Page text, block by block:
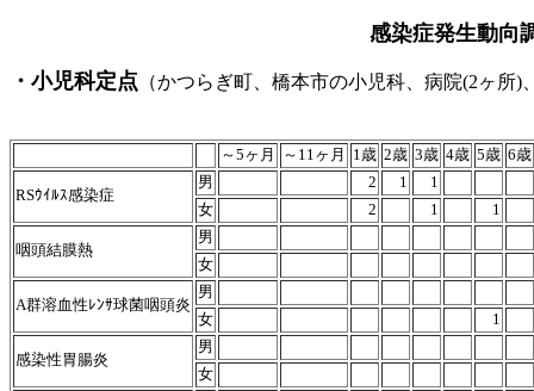
感染症発生動向
・小児科定点 （かつらぎ町、橋本市の小児科、病院(2ヶ所)
～5ヶ月 ～11ヶ月 1歳 2歳 3歳 4歳 5歳 6歳
RSｳｲﾙｽ感染症
男 2 1
1
女
2 1 1
咽頭結膜熱
男
女
A群溶血性ﾚﾝｻ球菌咽頭炎
男
女
1
感染性胃腸炎
男
女